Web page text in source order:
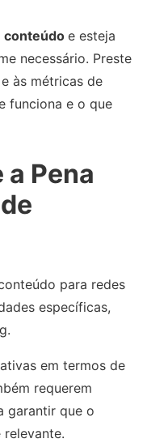
conteúdoe esteja
necessário. Preste
às métricas de
funciona e o que
Pena
para redes
específicas,
em termos de
requerem
garantir que o